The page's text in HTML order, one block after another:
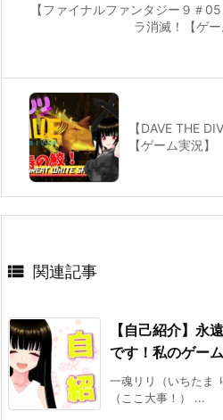
【ファイナルファンタジー９＃
ラ消滅！【ゲー
【DAVE THE
【ゲーム実況】
 関連記事
【自己紹介】永
です！私のゲー
一魂リリ（いちたま
（ここ大事！） ...